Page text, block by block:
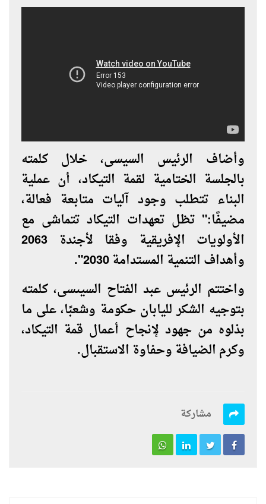
وأضاف الرئيس السيسى، خلال كلمته
بالجلسة الختامية لقمة التيكاد، أن عملية
البناء تتطلب وجود آليات متابعة فعالة،
مضيفًا:" تظل تعهدات التيكاد تتماشى مع
الأولويات الإفريقية وفقا لأجندة 2063
وأهداف التنمية المستدامة 2030".
واختتم الرئيس عبد الفتاح السيىسى، كلمته
بتوجيه الشكر لليابان حكومة وشعبًا، على ما
بذلوه من جهود لإنجاح أعمال قمة التيكاد،
وكرم الضيافة وحفاوة الاستقبال.
مشاركة